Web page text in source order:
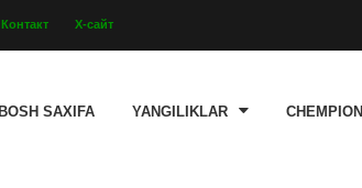
Контакт Х-сайт
BOSH SAXIFA YANGILIKLAR